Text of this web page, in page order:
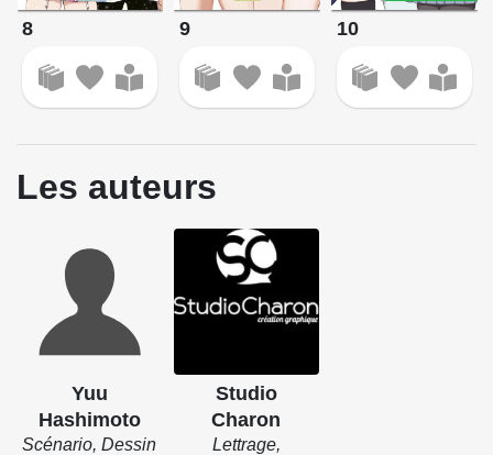
8 9 10
Les auteurs
Yuu
Hashimoto
Scénario, Dessin
Studio
Charon
Lettrage,